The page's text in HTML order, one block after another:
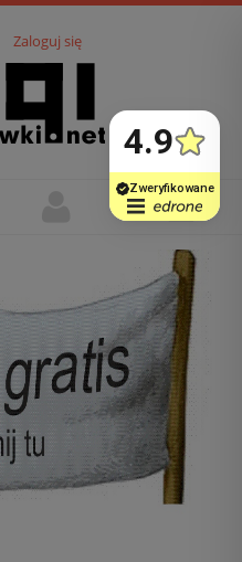
Zaloguj się